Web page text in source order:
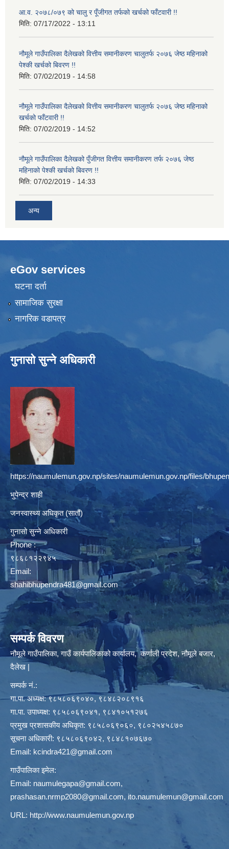
आ.व. २०७८/०७९ को चालु र पूँजीगत तर्फको खर्चको फाँटवारी !!
मिति: 07/17/2022 - 13:11
नौमूले गाउँपालिका दैलेखको वित्तीय समानीकरण चालुतर्फ २०७६ जेष्ठ महिनाको
पेश्की खर्चको बिवरण !!
मिति: 07/02/2019 - 14:58
नौमूले गाउँपालिका दैलेखको वित्तीय समानीकरण चालुतर्फ २०७६ जेष्ठ महिनाको
खर्चको फाँटवारी !!
मिति: 07/02/2019 - 14:52
नौमूले गाउँपालिका दैलेखको पुँजीगत वित्तीय समानीकरण तर्फ २०७६ जेष्ठ
महिनाको पेश्की खर्चको बिवरण !!
मिति: 07/02/2019 - 14:33
अन्य
eGov services
घटना दर्ता
सामाजिक सुरक्षा
नागरिक वडापत्र
गुनासो सुन्ने अधिकारी
https://naumulemun.gov.np/sites/naumulemun.gov.np/files/
भुपेन्द्र शाही
जनस्वास्थ्य अधिकृत (सातौं)
गुनासो सुन्ने अधिकारी
Phone :
९८६८१२२९४५
Email:
shahibhupendra481@gmail.com
सम्पर्क विवरण
नौमूले गाउँपालिका, गाउँ कार्यपालिकाको कार्यालय, कर्णाली प्रदेश, नौमूले बजार,
दैलेख |
सम्पर्क नं.:
गा.पा. अध्यक्ष: ९८५८०६९०४०, ९८४८२०८९१६
गा.पा. उपाध्यक्ष: ९८५८०६९०४१, ९८४१०५१२७६
प्रमुख प्रशासकीय अधिकृत: ९८५८०६९०६०, ९८०२५४५८७०
सूचना अधिकारी: ९८५८०६९०४२, ९८४८१०७६७०
Email: kcindra421@gmail.com
गाउँपालिका इमेल:
Email: naumulegapa@gmail.com,
prashasan.nrmp2080@gmail.com, ito.naumulemun@gmail.com
URL: http://www.naumulemun.gov.np